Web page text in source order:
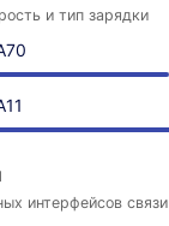
и тип зарядки
интерфейсов связи